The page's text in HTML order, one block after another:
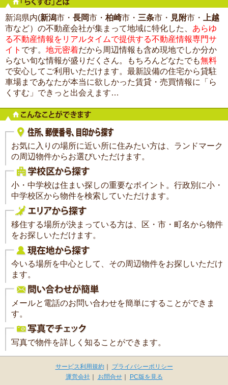
新潟県内(新潟市・ 長岡市・柏崎市・ 三条市・ 見附市・
上越
市など）の不動産会社が集まって地域に特化した、 あらゆ
る不動産情報をリアルタイムで提供する不動産情報専門サ
イト です。 地元密着だから周辺情報も含め現地でしか分か
らない旬な情報が盛りだくさん。もちろんどなたでも無料
で安心してご利用いただけます。最新設備の住宅から貸駐
車場まであなたが本当に欲しかった賃貸・売買情報に「ら
くすむ」できっと出会えます…
お気に入りの場所に近い所に住みたい方は、ランドマーク
の周辺物件からお選びいただけます。
小・中学校は住まい探しの重要なポイント。行政別に小・
中学校区から物件を検索していただけます。
移住する場所が決まっている方は、区・市・町名から物件
をお探しいただけます。
今いる場所を中心として、その周辺物件をお探しいただけ
ます。
メールと電話のお問い合わせを簡単にすることができま
す。
写真で物件を詳しく知ることができます。
サービス利用規約｜
プライバシーポリシー
運営会社 ｜ お問合せ｜ PC版を見る